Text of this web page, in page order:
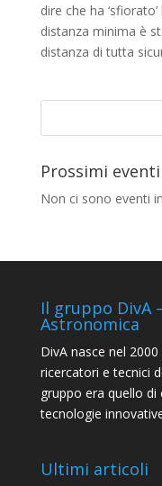
dire che ha
distanza minima è
distanza di tutta
Prossimi eventi
Non ci sono eventi
Il gruppo DivA
Astronomica
DivA nasce nel
ricercatori e tecnici
gruppo era quello di
tecnologie
Ultimi articoli